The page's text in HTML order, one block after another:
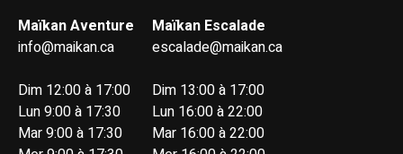
Maïkan Aventure
info@maikan.ca
Dim 12:00 à 17:00
Lun 9:00 à 17:30
Mar 9:00 à 17:30
Maïkan Escalade
escalade@maikan.ca
Dim 13:00 à 17:00
Lun 16:00 à 22:00
Mar 16:00 à 22:00